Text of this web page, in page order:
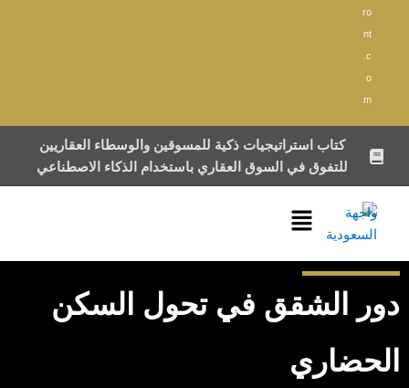
ro
nt
.c
o
m
كتاب استراتيجيات ذكية للمسوقين والوسطاء العقاريين
للتفوق في السوق العقاري باستخدام الذكاء الاصطناعي
القائمة
دور الشقق في تحول السكن
الحضاري